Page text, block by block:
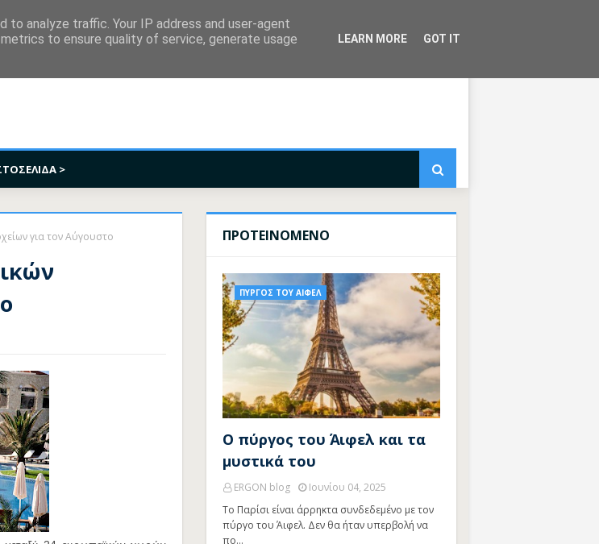
>
για τον Αύγουστο ΠΡΟΤΕΙΝΟΜΕΝΟ
ΠΥΡΓΟΣ ΤΟΥ ΑΙΦΕΛ
Ο πύργος του Άιφελ και τα
μυστικά του
ERGON blog
Ιουνίου 04, 2025
Το Παρίσι είναι άρρηκτα συνδεδεμένο με τον
πύργο του Άιφελ. Δεν θα ήταν υπερβολή να
πο…
analyze traffic. Your IP address and user-agent
to ensure quality of service, generate usage
LEARN MORE GOT IT